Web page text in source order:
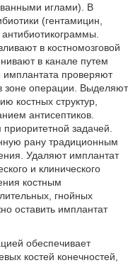
иглами). В
(гентамицин,
в костномозговой
в канале путем
имплантата проверяют
зоне операции. Выделяют
костных структур,
антисептиков.
задачей.
рану традиционным
Удаляют имплантат
и клинического
костным
гнойных
оставить имплантат
обеспечивает
костей конечностей,